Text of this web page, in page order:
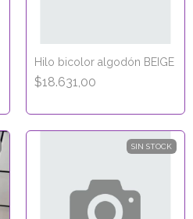
Hilo bicolor algodón BEIGE
$18.631,00
SIN STOCK